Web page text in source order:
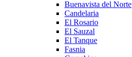
Buenavista del Norte
Candelaria
El Rosario
El Sauzal
El Tanque
Fasnia